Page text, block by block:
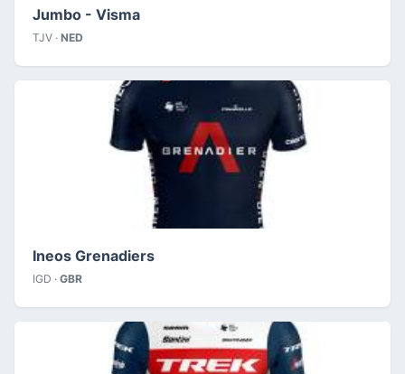
Jumbo - Visma
TJV · NED
Ineos Grenadiers
IGD · GBR